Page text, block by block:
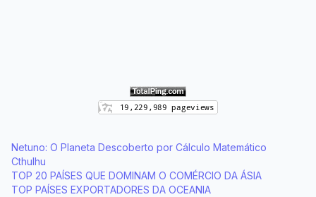
Netuno: O Planeta Descoberto por Cálculo Matemático
Cthulhu
TOP 20 PAÍSES QUE DOMINAM O COMÉRCIO DA ÁSIA
TOP PAÍSES EXPORTADORES DA OCEANIA